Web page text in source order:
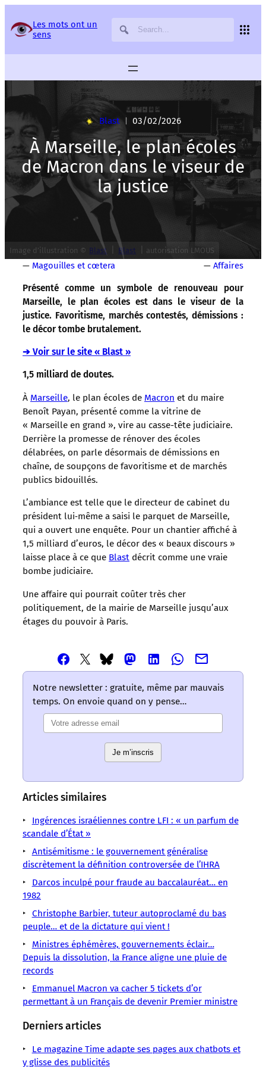
Les mots ont un
sens
Blast 03/02/2026
À Marseille, le plan écoles
de Macron dans le viseur de
la justice
Image d’illustration © Blast Blast autorisation LMOUS
— Magouilles et cœtera — Affaires
Présenté comme un symbole de renouveau pour
Marseille, le plan écoles est dans le viseur de la
justice. Favoritisme, marchés contestés, démissions :
le décor tombe brutalement.
➔ Voir sur le site « Blast »
1,5 milliard de doutes.
À Marseille, le plan écoles de Macron et du maire
Benoît Payan, présenté comme la vitrine de
« Marseille en grand », vire au casse-tête judiciaire.
Derrière la promesse de rénover des écoles
délabrées, on parle désormais de démissions en
chaîne, de soupçons de favoritisme et de marchés
publics bidouillés.
L’ambiance est telle que le directeur de cabinet du
président lui‑même a saisi le parquet de Marseille,
qui a ouvert une enquête. Pour un chantier affiché à
1,5 milliard d’euros, le décor des « beaux discours »
laisse place à ce que Blast décrit comme une vraie
bombe judiciaire.
Une affaire qui pourrait coûter très cher
politiquement, de la mairie de Marseille jusqu’aux
étages du pouvoir à Paris.
Partager
cet
article
–
Les
sens
LMOUS
–
Benoît
Payan
Emmanuel
Partager
cet
article
via
Twitter
–
un
sens
LMOUS
–
Justice
Marseille
Politique
Partager
cet
article
via
Bluesky
–
Les
mots
un
sens
LMOUS
un
symbole
de
Marseille,
Partager
cet
article
via
Mastodon
Les
mots
ont
LMOUS
est
le
viseur
de
la
Partager
cet
article
Linkedin
Les
mots
ont
LMOUS
justice.
Favoritisme,
contestés,
Partager
cet
via
Les
LMOUS
démissions
:
décor
brutalement.
Partager
cet
article
Les
LMOUS
1,5
milliard
doutes.
Marseille,
Notre newsletter : gratuite, même par mauvais
temps. On envoie quand on y pense…
Je m’inscris
Articles similaires
Ingérences israéliennes contre LFI : « un parfum de
scandale d’État »
Antisémitisme : le gouvernement généralise
discrètement la définition controversée de l’IHRA
Darcos inculpé pour fraude au baccalauréat… en
1982
Christophe Barbier, tuteur autoproclamé du bas
peuple… et de la dictature qui vient !
Ministres éphémères, gouvernements éclair…
Depuis la dissolution, la France aligne une pluie de
records
Emmanuel Macron va cacher 5 tickets d’or
permettant à un Français de devenir Premier ministre
Derniers articles
Le magazine Time adapte ses pages aux chatbots et
y glisse des publicités
Panneau de gestion des services